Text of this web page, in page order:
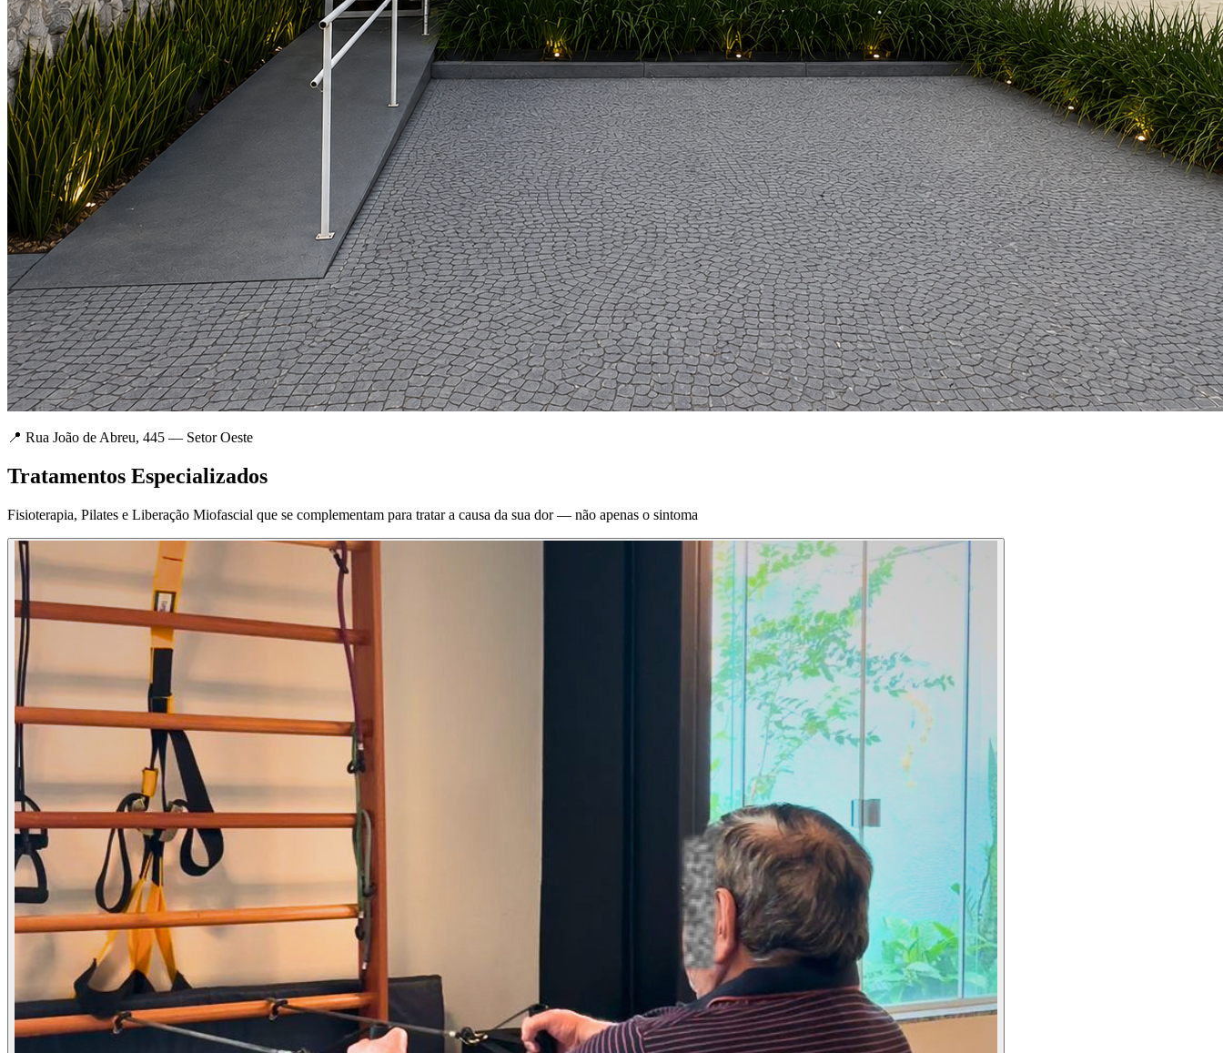
📍 Rua João de Abreu, 445 — Setor Oeste
Tratamentos Especializados
Fisioterapia, Pilates e Liberação Miofascial que se complementam para tratar a causa da sua dor — não apenas o sintoma